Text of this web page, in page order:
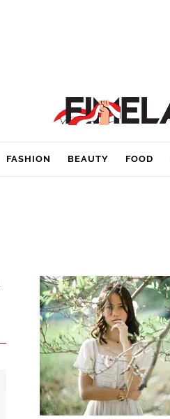
FASHION BEAUTY FOOD